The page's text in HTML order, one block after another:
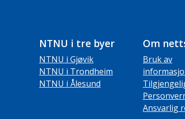
NTNU i tre byer
NTNU i Gjøvik
NTNU i Trondheim
NTNU i Ålesund
Om
Bruk av
Ansvarlig